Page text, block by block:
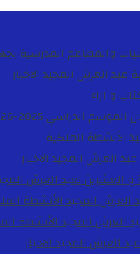
عيد العرش المجيدالاخبار
و اراء
الأنشطة الملكية
العرش المجيدالاخبار
العشرين لعيد العرش
الأنشطة
العرش المجيدالأنشطة
العرش المجيدالاخبار